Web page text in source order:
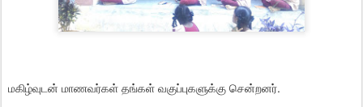
மகிழ்வுடன் மாணவர்கள் தங்கள் வகுப்புகளுக்கு சென்றனர்.